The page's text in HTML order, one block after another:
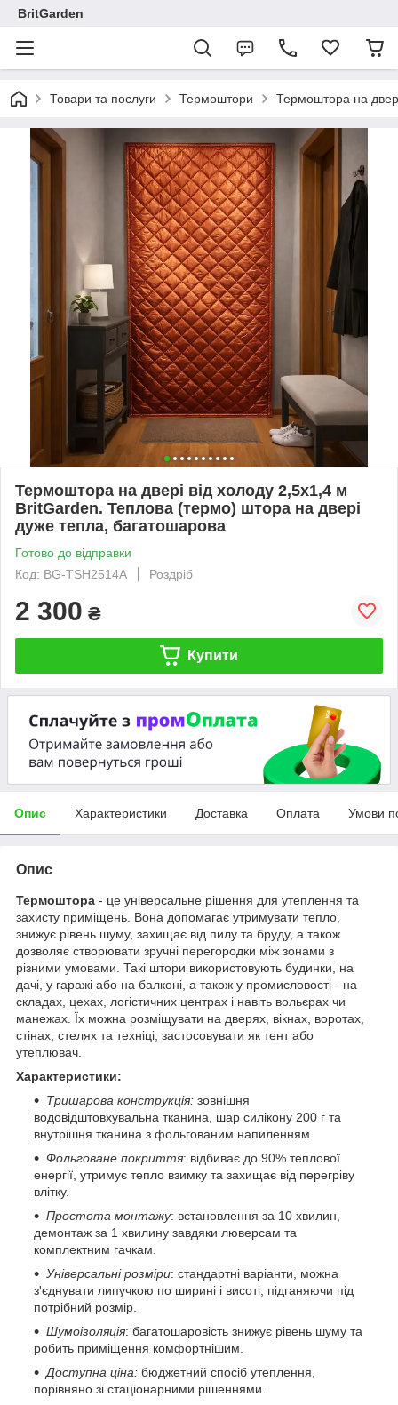
BritGarden
Товари та послуги Термоштори Термоштора на
Термоштора на двері від холоду 2,5х1,4 м
BritGarden. Теплова (термо) штора на двері
дуже тепла, багатошарова
Готово до відправки
Код: BG-TSH2514А
Роздріб
2 300 ₴
Купити
Опис Характеристики Доставка Оплата Умови
Опис
Термоштора - це універсальне рішення для утеплення та
захисту приміщень. Вона допомагає утримувати тепло,
знижує рівень шуму, захищає від пилу та бруду, а також
дозволяє створювати зручні перегородки між зонами з
різними умовами. Такі штори використовують будинки, на
дачі, у гаражі або на балконі, а також у промисловості - на
складах, цехах, логістичних центрах і навіть вольєрах чи
манежах. Їх можна розміщувати на дверях, вікнах, воротах,
стінах, стелях та техніці, застосовувати як тент або
утеплювач.
Характеристики:
Тришарова конструкція: зовнішня
водовідштовхувальна тканина, шар силікону 200 г та
внутрішня тканина з фольгованим напиленням.
Фольговане покриття: відбиває до 90% теплової
енергії, утримує тепло взимку та захищає від перегріву
влітку.
Простота монтажу: встановлення за 10 хвилин,
демонтаж за 1 хвилину завдяки люверсам та
комплектним гачкам.
Універсальні розміри: стандартні варіанти, можна
з'єднувати липучкою по ширині і висоті, підганяючи під
потрібний розмір.
Шумоізоляція: багатошаровість знижує рівень шуму та
робить приміщення комфортнішим.
Доступна ціна: бюджетний спосіб утеплення,
порівняно зі стаціонарними рішеннями.